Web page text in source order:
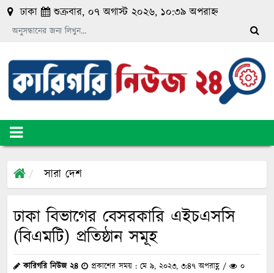
ঢাকা শুক্রবার, ০৭ অগাস্ট ২০২৬, ১০:৩৯ অপরাহ্ন
সারা দেশ
ঢাকা বিভাগের বেসরকারি এইচএসসি
(বিএমটি) প্রতিষ্ঠান সমূহ
কারিগরি নিউজ ২৪ প্রকাশের সময় : মে ৯, ২০২৩, ৩:৪৭ অপরাহ্ণ / ০